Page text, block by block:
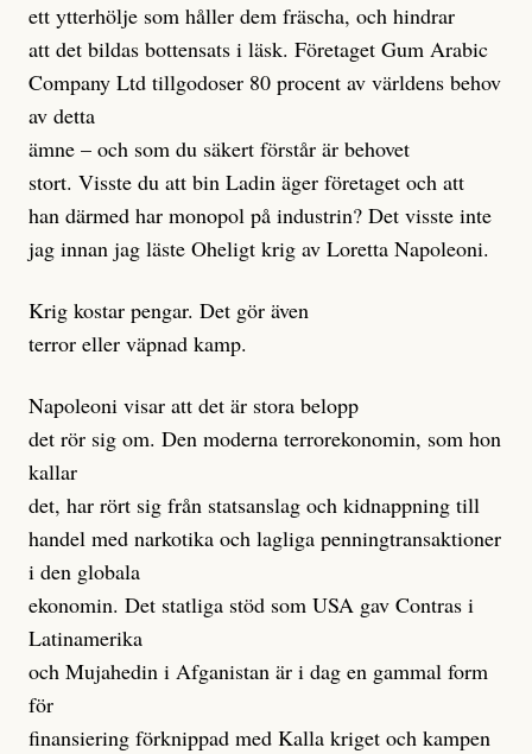
ett ytterhölje som håller dem fräscha, och hindrar
att det bildas bottensats i läsk. Företaget Gum Arabic
Company Ltd tillgodoser 80 procent av världens behov
av detta
ämne – och som du säkert förstår är behovet
stort. Visste du att bin Ladin äger företaget och att
han därmed har monopol på industrin? Det visste inte
jag innan jag läste Oheligt krig av Loretta Napoleoni.
Krig kostar pengar. Det gör även
terror eller väpnad kamp.
Napoleoni visar att det är stora belopp
det rör sig om. Den moderna terrorekonomin, som hon
kallar
det, har rört sig från statsanslag och kidnappning till
handel med narkotika och lagliga penningtransaktioner
i den globala
ekonomin. Det statliga stöd som USA gav Contras i
Latinamerika
och Mujahedin i Afganistan är i dag en gammal form
för
finansiering förknippad med Kalla kriget och kampen